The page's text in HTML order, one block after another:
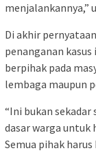
menjalankannya,”
Di akhir
penanganan
berpihak pada
lembaga maupun
“Ini bukan
dasar warga untuk
Semua pihak